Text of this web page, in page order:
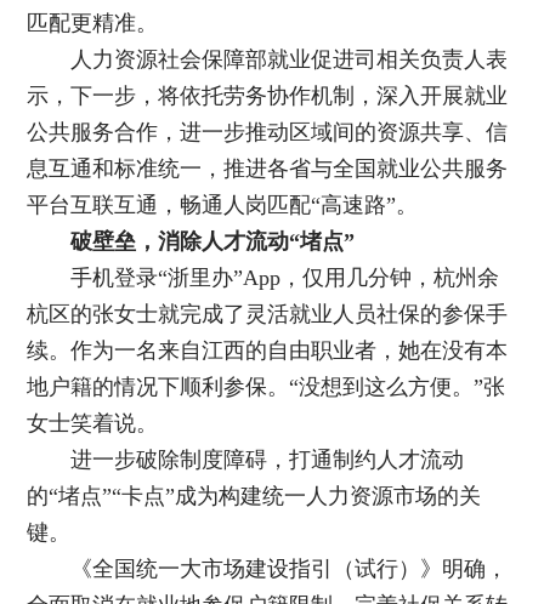
匹配更精准。
人力资源社会保障部就业促进司相关负责人表
示，下一步，将依托劳务协作机制，深入开展就业
公共服务合作，进一步推动区域间的资源共享、信
息互通和标准统一，推进各省与全国就业公共服务
平台互联互通，畅通人岗匹配“高速路”。
破壁垒，消除人才流动“堵点”
手机登录“浙里办”App，仅用几分钟，杭州余
杭区的张女士就完成了灵活就业人员社保的参保手
续。作为一名来自江西的自由职业者，她在没有本
地户籍的情况下顺利参保。“没想到这么方便。”张
女士笑着说。
进一步破除制度障碍，打通制约人才流动
的“堵点”“卡点”成为构建统一人力资源市场的关
键。
《全国统一大市场建设指引（试行）》明确，